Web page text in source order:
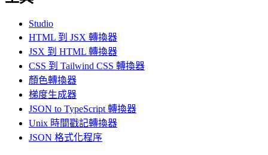
Studio
HTML 到 JSX 轉換器
JSX 到 HTML 轉換器
CSS 到 Tailwind CSS 轉換器
顏色轉換器
梯度生成器
JSON to TypeScript 轉換器
Unix 時間戳記轉換器
JSON 格式化程序